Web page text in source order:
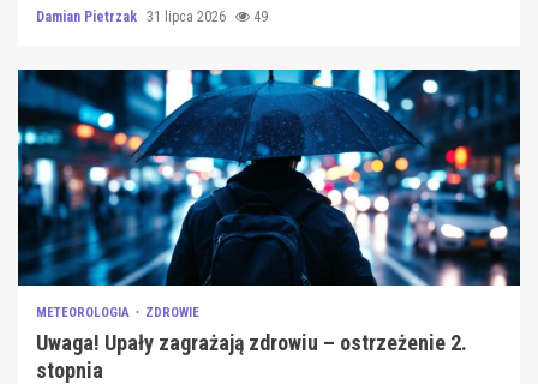
Damian Pietrzak 31 lipca 2026 49
METEOROLOGIA ZDROWIE
Uwaga! Upały zagrażają zdrowiu – ostrzeżenie 2.
stopnia